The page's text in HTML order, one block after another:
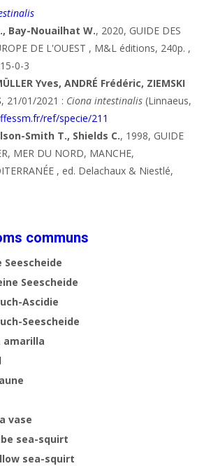
Bay-Nouailhat W., 2020, GUIDE DES
DE L'OUEST , M&L éditions, 240p. ,
0-3
Yves, ANDRÉ Frédéric, ZIEMSKI
, 21/01/2021 : Ciona intestinalis (Linnaeus,
ref/specie/211
Smith T., Shields C., 1998, GUIDE
MER DU NORD, MANCHE,
, ed. Delachaux & Niestlé,
communs
Seescheide
Seescheide
Ascidie
Seescheide
amarilla
vase
sea-squirt
sea-squirt